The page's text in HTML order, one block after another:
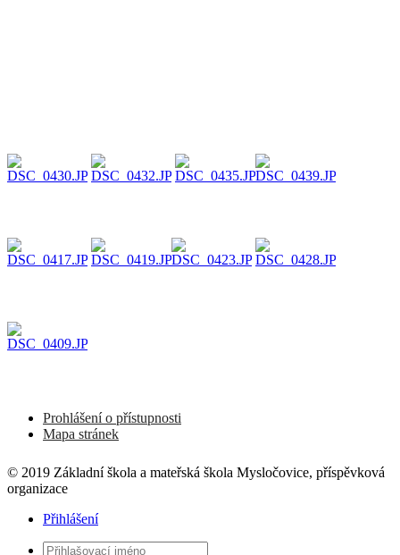
Prohlášení o přístupnosti
Mapa stránek
© 2019 Základní škola a mateřská škola Mysločovice, příspěvková
organizace
Přihlášení